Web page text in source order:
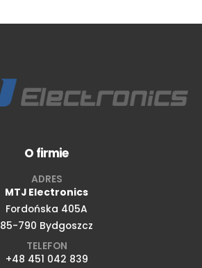
O firmie
ADRES
MTJ Electronics
Fordońska 405A
85-790 Bydgoszcz
TELEFON
+48 451 042 839